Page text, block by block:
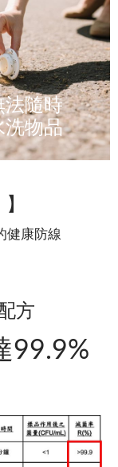
法隨時
洗物品
健康防線
方
99.9%